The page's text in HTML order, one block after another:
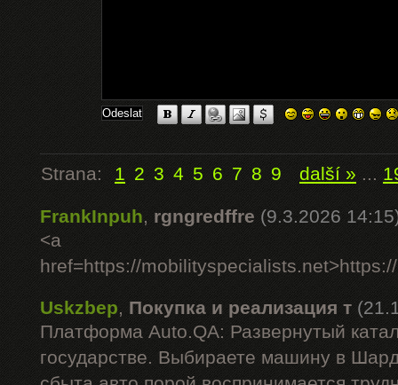
Strana: 1 2 3 4 5 6 7 8 9 další » ...
FrankInpuh, rgngredffre (9.3.2026
<a
href=https://
Uskzbep, Покупка и реализация т
Платформа Auto.QA: Развернутый
государстве. Выбираете машину в